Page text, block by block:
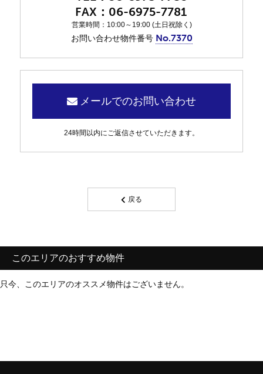
06-6975-7781
営業時間：10:00～19:00 (土日祝除く)
お問い合わせ物件番号 No.7370
メールでのお問い合わせ
24時間以内にご返信させていただきます。
戻る
このエリアのおすすめ物件
只今、このエリアのオススメ物件はございません。